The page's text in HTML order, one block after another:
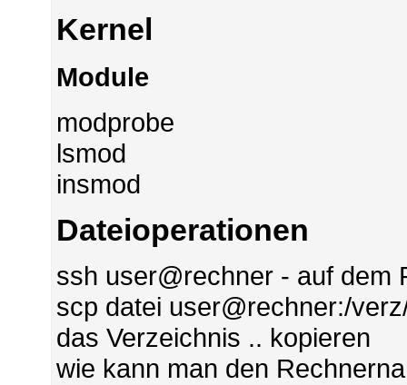
Kernel
Module
modprobe
lsmod
insmod
Dateioperationen
ssh user@rechner - auf dem
scp datei user@rechner:/
das Verzeichnis .. kopieren
wie kann man den